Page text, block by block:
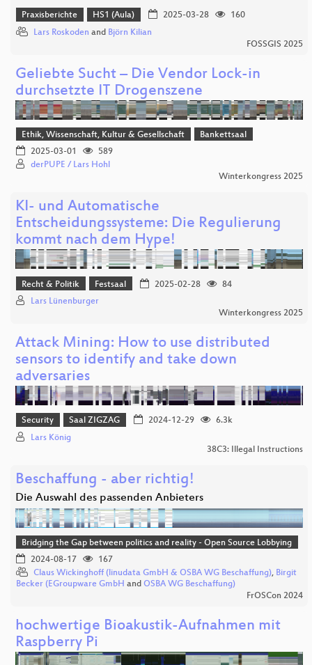
Praxisberichte HS1 (Aula) 2025-03-28
160
Lars Roskoden and Björn Kilian
FOSSGIS 2025
Geliebte Sucht – Die Vendor Lock-in
durchsetzte IT Drogenszene
Ethik, Wissenschaft, Kultur & Gesellschaft
Bankettsaal
2025-03-01
589
derPUPE / Lars Hohl
Winterkongress 2025
KI- und Automatische
Entscheidungssysteme: Die Regulierung
kommt nach dem Hype!
Recht & Politik Festsaal 2025-02-28
84
Lars Lünenburger
Winterkongress 2025
Attack Mining: How to use distributed
sensors to identify and take down
adversaries
Security Saal ZIGZAG 2024-12-29
6.3k
Lars König
38C3: Illegal Instructions
Beschaffung - aber richtig!
Die Auswahl des passenden Anbieters
Bridging the Gap between politics and reality - Open Source Lobbying
2024-08-17
167
Claus Wickinghoff (linudata GmbH & OSBA WG Beschaffung), Birgit
Becker (EGroupware GmbH and OSBA WG Beschaffung)
FrOSCon 2024
hochwertige Bioakustik-Aufnahmen mit
Raspberry Pi